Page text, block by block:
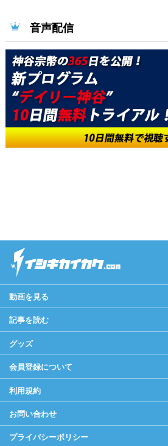
音声配信
動画を見る
記事を読む
グッズ
会員登録について
利用規約
お問い合わせ
プライバシーポリシー